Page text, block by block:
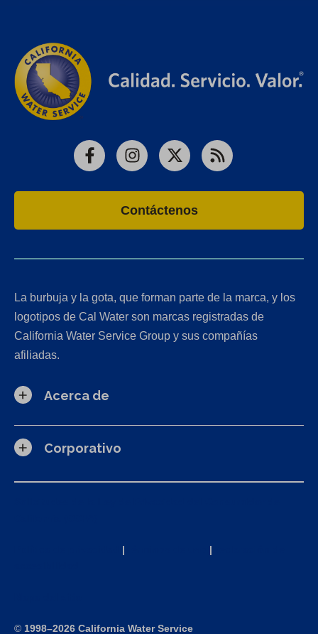
FacebookInstagram
X RSS
Contáctenos
La burbuja y la gota, que forman parte de la marca, y los
logotipos de Cal Water son marcas registradas de
California Water Service Group y sus compañías
afiliadas.
Acerca de
Corporativo
| |
© 1998–2026 California Water Service